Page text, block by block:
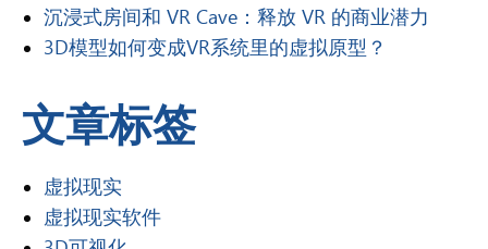
沉浸式房间和 VR Cave：释放 VR 的商业潜力
3D模型如何变成VR系统里的虚拟原型？
文章标签
虚拟现实
虚拟现实软件